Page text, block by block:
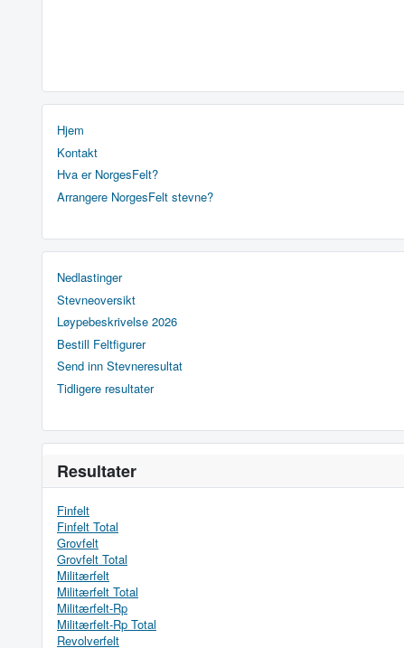
Hjem
Kontakt
Hva er NorgesFelt?
Arrangere NorgesFelt stevne?
Nedlastinger
Stevneoversikt
Løypebeskrivelse 2026
Bestill Feltfigurer
Send inn Stevneresultat
Tidligere resultater
Resultater
Finfelt
Finfelt Total
Grovfelt
Grovfelt Total
Militærfelt
Militærfelt Total
Militærfelt-Rp
Militærfelt-Rp Total
Revolverfelt